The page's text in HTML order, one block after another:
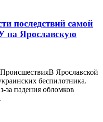
последствий самой
на Ярославскую
Ярославской
беспилотника.
за падения обломков